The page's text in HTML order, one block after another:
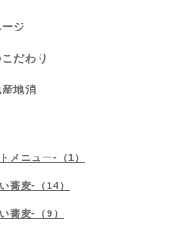
ージ
だわり
地消
メニュー-（1）
蕎麦-（14）
蕎麦-（9）